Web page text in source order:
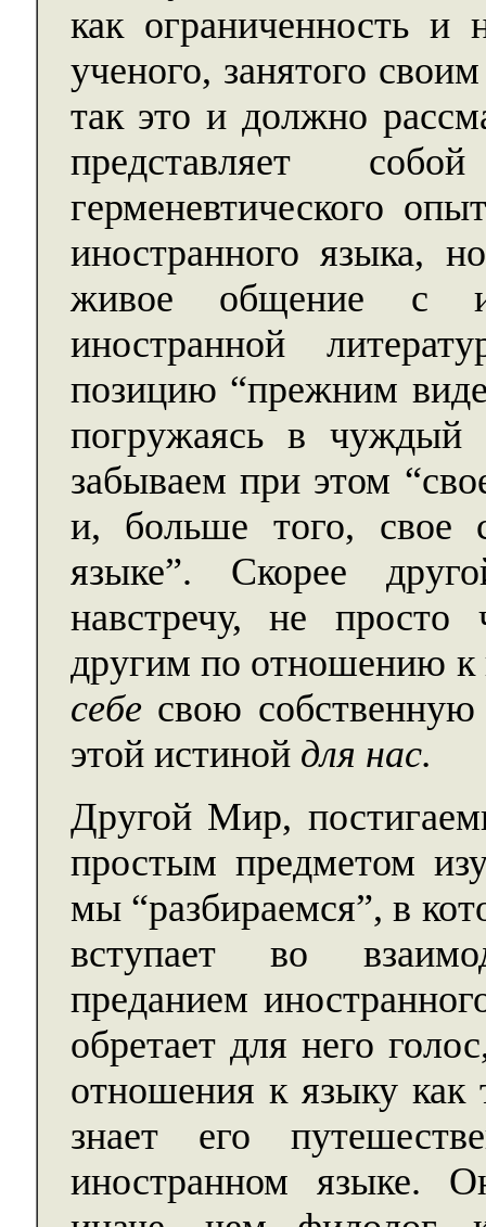
как ограниченность и
ученого, занятого
так это и должно
представляет
герменевтического
иностранного языка,
живое общение с
иностранной
позицию “прежним
погружаясь в
забываем при этом
и, больше того, свое
языке”. Скорее
навстречу, не
другим по отношению к
себесвою
этой истиной для нас.
Другой Мир,
простым предметом
мы “разбираемся”, в
вступает во
преданием
обретает для него
отношения к языку как
знает его
иностранном языке.